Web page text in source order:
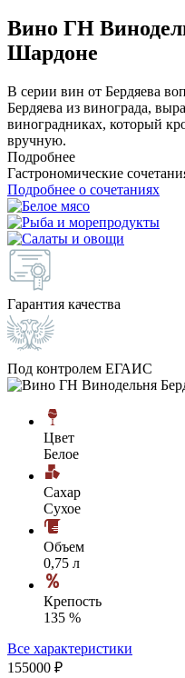
Вино ГН
Шардоне
В серии вин от Бердяева
Бердяева из винограда,
виноградниках, который
вручную.
Подробнее
Гастрономические
Подробнее о сочетаниях
Гарантия качества
Под контролем ЕГАИС
Цвет
Белое
Сахар
Сухое
Объем
0,75 л
Крепость
135 %
Все характеристики
155000 ₽